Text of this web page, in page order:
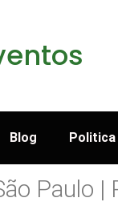
Blog Politica
Paulo |